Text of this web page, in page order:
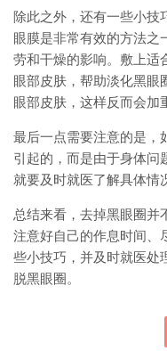
除此之外，还有一些小技
眼膜是非常有效的方法之
劳和干燥的影响。敷上适
眼部皮肤，帮助淡化黑眼
眼部皮肤，这样反而会加
最后一点需要注意的是，
引起的，而是由于身体问
就要及时就医了解具体情
总结来看，去掉黑眼圈并
注意好自己的作息时间、
些小技巧，并及时就医处
脱黑眼圈。